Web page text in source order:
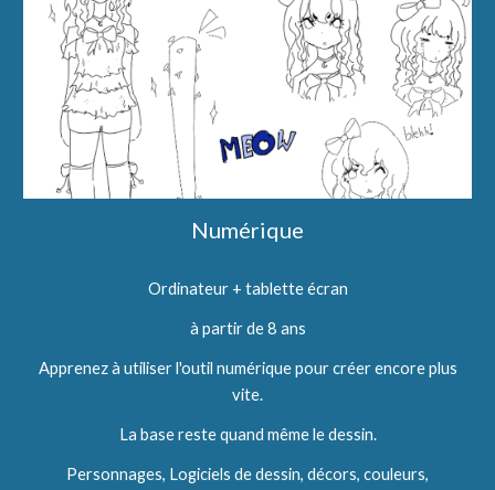
Numérique
Ordinateur + tablette écran
à partir de 8 ans
Apprenez à utiliser l'outil numérique pour créer encore plus
vite.
La base reste quand même le dessin.
Personnages, Logiciels de dessin, décors, couleurs,